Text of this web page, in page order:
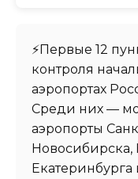
⚡️Первые 12
контроля
аэропортах
Среди них —
аэропорты
Новосибирска,
Екатеринбурга